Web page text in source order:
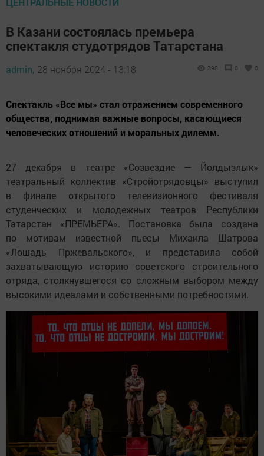
В Казани состоялась премьера
спектакля студотрядов Татарстана
admin, 28 ноября 2024 - 13:18 390 0 0
Спектакль «Все мы» стал отражением современного
общества, поднимая важные вопросы, касающиеся
человеческих отношений и моральных дилемм.
27 декабря в театре «Созвездие — Йолдызлык»
театральный коллектив «Стройотрядовцы» выступил
в финале открытого телевизионного фестиваля
студенческих и молодежных театров Республики
Татарстан «ПРЕМЬЕРА». Постановка была создана
по мотивам известной пьесы Михаила Шатрова
«Лошадь Пржевальского», и представила собой
захватывающую историю советского строительного
отряда, столкнувшегося со сложным выбором между
высокими идеалами и собственными потребностями.